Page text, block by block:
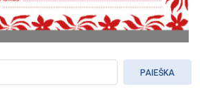
PAIEŠKA